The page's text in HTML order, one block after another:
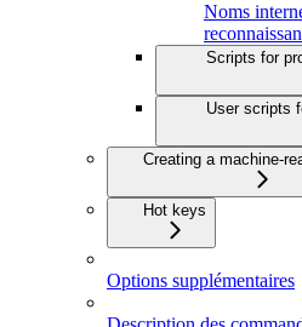
Noms
Scripts for
User scripts
Creating a machine-
Hot keys
Options supplémentaires